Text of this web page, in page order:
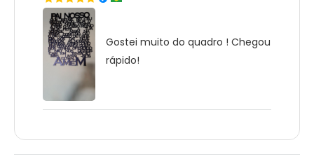
Gostei muito do quadro ! Chegou
rápido!